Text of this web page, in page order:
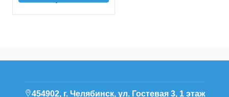
454902, г. Челябинск, ул. Гостевая 3, 1 этаж